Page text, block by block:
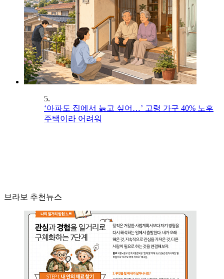
5.
‘아파도 집에서 늙고 싶어…’ 고령 가구 40% 노후
주택이라 어려워
브라보 추천뉴스